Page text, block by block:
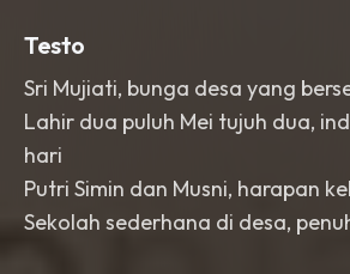
humble village to
classic
dangdut style
gentle intro,
memorable
Testo
Sri Mujiati, bunga desa yang
Lahir dua puluh Mei tujuh dua,
hari
Putri Simin dan Musni, harapan
Sekolah sederhana di desa,